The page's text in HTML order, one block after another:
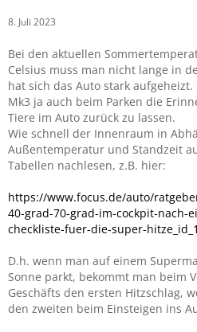
8. Juli 2023
Bei den aktuellen
Celsius muss man nicht lange in
hat sich das Auto stark
Mk3 ja auch beim Parken die
Tiere im Auto zurück zu lassen.
Wie schnell der Innenraum in
Außentemperatur und Standzeit
Tabellen nachlesen, z.B. hier:
https://www.focus.de/auto/
40-grad-70-grad-im-cockpit-nach-
checkliste-fuer-die-super-
D.h. wenn man auf einem
Sonne parkt, bekommt man beim
Geschäfts den ersten Hitzschlag,
den zweiten beim Einsteigen ins